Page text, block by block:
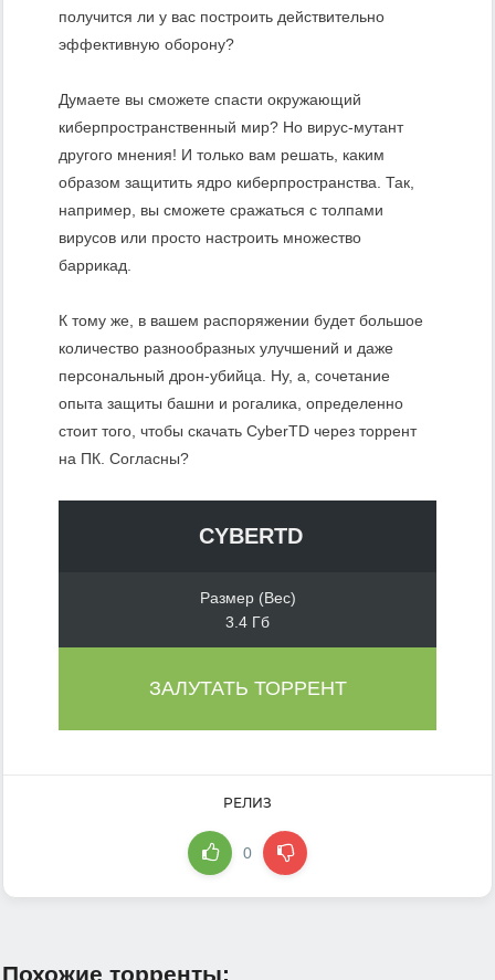
получится ли у вас построить действительно
эффективную оборону?
Думаете вы сможете спасти окружающий
киберпространственный мир? Но вирус-мутант
другого мнения! И только вам решать, каким
образом защитить ядро киберпространства. Так,
например, вы сможете сражаться с толпами
вирусов или просто настроить множество
баррикад.
К тому же, в вашем распоряжении будет большое
количество разнообразных улучшений и даже
персональный дрон-убийца. Ну, а, сочетание
опыта защиты башни и рогалика, определенно
стоит того, чтобы скачать CyberTD через торрент
на ПК. Согласны?
CYBERTD
Размер (Вес)
3.4 Гб
ЗАЛУТАТЬ ТОРРЕНТ
РЕЛИЗ
0
Похожие торренты: